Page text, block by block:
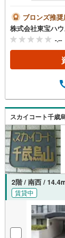
ブロンズ推奨
株式会社東宝ハ
-.--
スカイコート千歳
2階 / 南西 /
賃貸中